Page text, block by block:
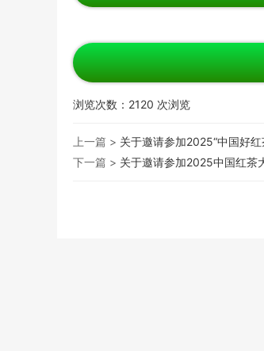
浏览次数： 2120 次浏览
上一篇 > 关于邀请参加2025“中国好
下一篇 > 关于邀请参加2025中国红茶